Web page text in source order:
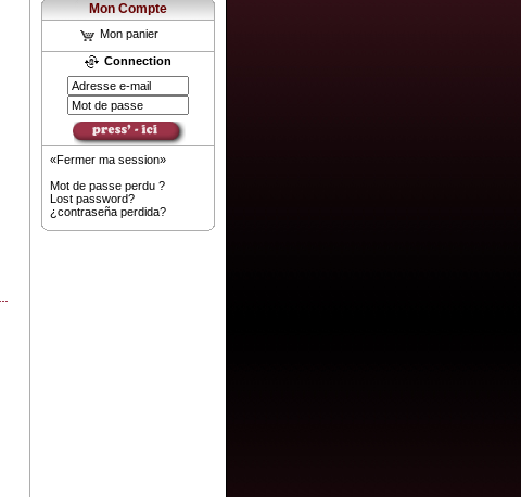
Mon Compte
Mon panier
Connection
«Fermer ma session»
Mot de passe perdu ?
Lost password?
¿contraseña perdida?